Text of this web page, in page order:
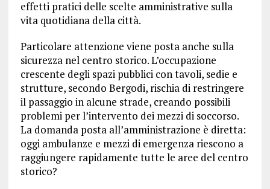
effetti pratici delle scelte amministrative sulla
vita quotidiana della città.
Particolare attenzione viene posta anche sulla
sicurezza nel centro storico. L’occupazione
crescente degli spazi pubblici con tavoli, sedie e
strutture, secondo Bergodi, rischia di restringere
il passaggio in alcune strade, creando possibili
problemi per l’intervento dei mezzi di soccorso.
La domanda posta all’amministrazione è diretta:
oggi ambulanze e mezzi di emergenza riescono a
raggiungere rapidamente tutte le aree del centro
storico?